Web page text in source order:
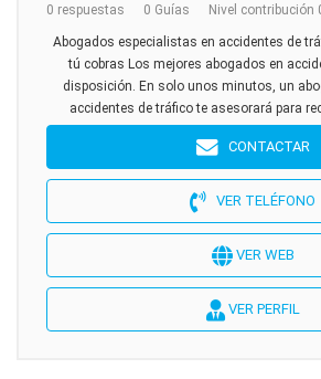
0 respuestas 0 Guías Nivel contribución
Abogados especialistas en accidentes de
tú cobras Los mejores abogados en
disposición. En solo unos minutos, un
accidentes de tráfico te asesorará para
CONTACTAR
VER TELÉFONO
VER WEB
VER PERFIL